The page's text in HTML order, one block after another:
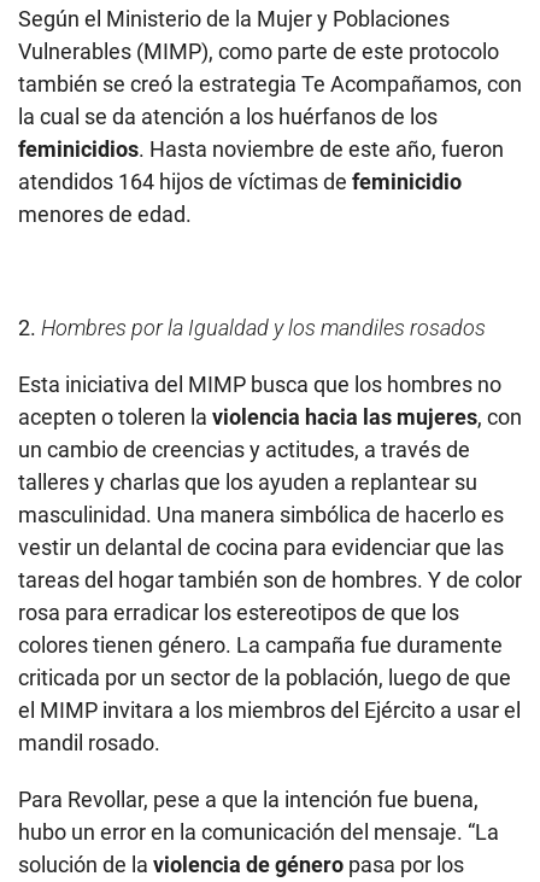
Según el Ministerio de la Mujer y Poblaciones
Vulnerables (MIMP), como parte de este protocolo
también se creó la estrategia Te Acompañamos, con
la cual se da atención a los huérfanos de los
feminicidios. Hasta noviembre de este año, fueron
atendidos 164 hijos de víctimas de feminicidio
menores de edad.
2. Hombres por la Igualdad y los mandiles rosados
Esta iniciativa del MIMP busca que los hombres no
acepten o toleren la violencia hacia las mujeres, con
un cambio de creencias y actitudes, a través de
talleres y charlas que los ayuden a replantear su
masculinidad. Una manera simbólica de hacerlo es
vestir un delantal de cocina para evidenciar que las
tareas del hogar también son de hombres. Y de color
rosa para erradicar los estereotipos de que los
colores tienen género. La campaña fue duramente
criticada por un sector de la población, luego de que
el MIMP invitara a los miembros del Ejército a usar el
mandil rosado.
Para Revollar, pese a que la intención fue buena,
hubo un error en la comunicación del mensaje. “La
solución de la violencia de género pasa por los